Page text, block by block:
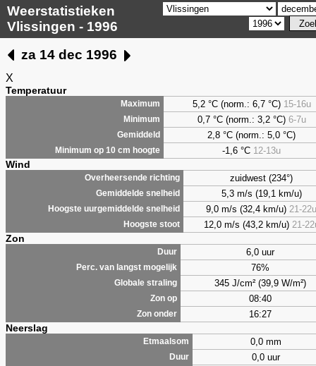
Weerstatistieken
Vlissingen - 1996
za 14 dec 1996
X
Temperatuur
Maximum 5,2°C (norm.: 6,7 °C) 15-16u
Minimum 0,7°C (norm.: 3,2 °C) 6-7u
Gemiddeld 2,8 °C (norm.: 5,0 °C)
Minimum op 10 cm hoogte -1,6 °C 12-13u
Wind
Overheersende richting zuidwest (234°)
Gemiddelde snelheid 5,3 m/s (19,1 km/u)
Hoogste uurgemiddelde snelheid 9,0 m/s (32,4 km/u) 21-22u
Hoogste stoot 12,0 m/s (43,2 km/u) 21-
Zon
Duur 6,0 uur
Perc. van langst mogelijk 76%
Globale straling 345 J/cm² (39,9 W/m²)
Zon op 08:40
Zon onder 16:27
Neerslag
Etmaalsom 0,0 mm
Duur 0,0 uur